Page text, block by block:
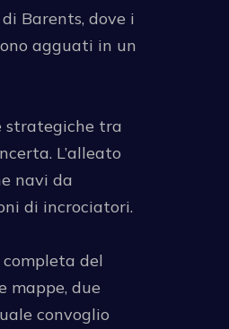
Barents, dove i
agguati in un
strategiche tra
L’alleato
navi da
di incrociatori.
del
mappe, due
convoglio